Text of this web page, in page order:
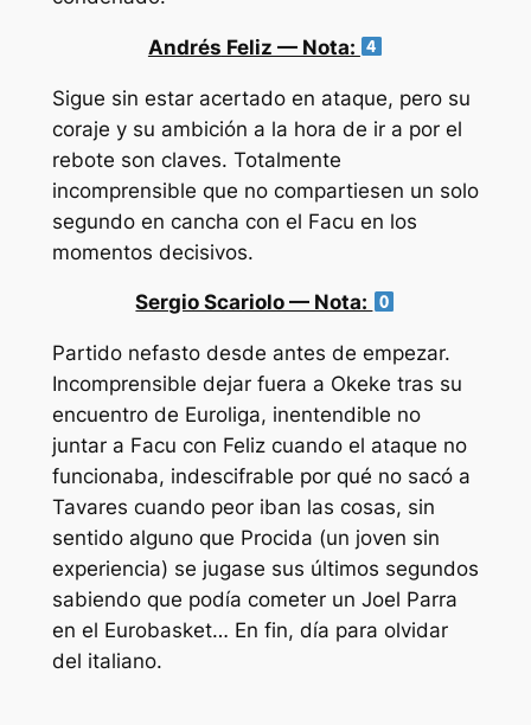
Andrés Feliz — Nota:
Sigue sin estar acertado en ataque, pero su
coraje y su ambición a la hora de ir a por el
rebote son claves. Totalmente
incomprensible que no compartiesen un solo
segundo en cancha con el Facu en los
momentos decisivos.
Sergio Scariolo — Nota:
Partido nefasto desde antes de empezar.
Incomprensible dejar fuera a Okeke tras su
encuentro de Euroliga, inentendible no
juntar a Facu con Feliz cuando el ataque no
funcionaba, indescifrable por qué no sacó a
Tavares cuando peor iban las cosas, sin
sentido alguno que Procida (un joven sin
experiencia) se jugase sus últimos segundos
sabiendo que podía cometer un Joel Parra
en el Eurobasket… En fin, día para olvidar
del italiano.